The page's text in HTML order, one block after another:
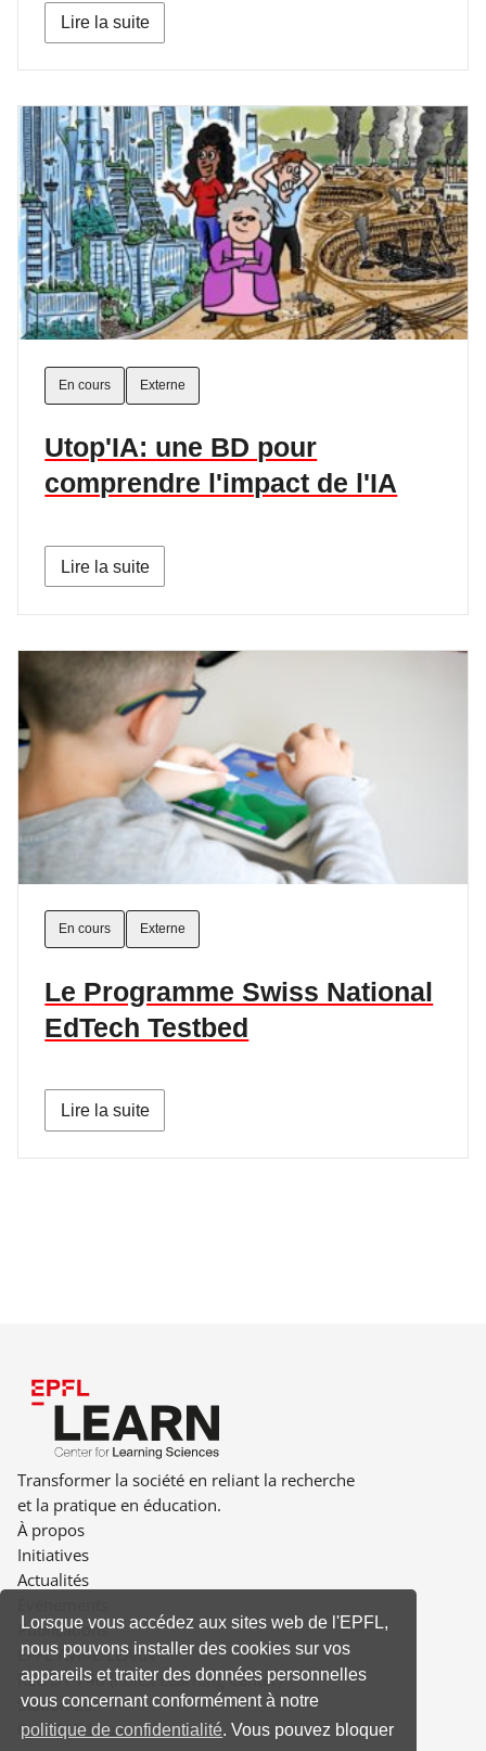
Lorsque vous accédez aux sites web de l'EPFL,
nous pouvons installer des cookies sur vos
appareils et traiter des données personnelles
vous concernant conformément à notre
politique de confidentialité. Vous pouvez bloquer
Lire la suite
En cours Externe
Utop'IA: une BD pour
comprendre l'impact de l'IA
Lire la suite
En cours Externe
Le Programme Swiss National
EdTech Testbed
Lire la suite
Transformer la société en reliant la recherche
et la pratique en éducation.
À propos
Initiatives
Actualités
Publications
EPFL AVP-E-LEARN
RLC D1 740 (Rolex Learning Center)
Station 20
CH-1015 Lausanne